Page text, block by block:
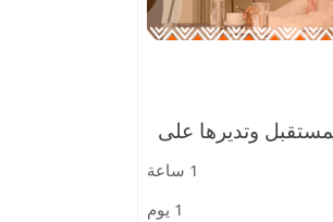
وتديرها على
التخطيط،
1 ساعة
1 يوم